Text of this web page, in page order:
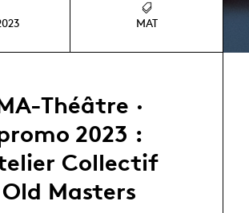
MAT
Théâtre ·
2023 :
Collectif
Old Masters